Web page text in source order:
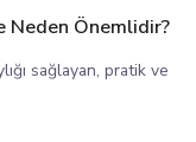
Neden Önemlidir?
sağlayan, pratik ve